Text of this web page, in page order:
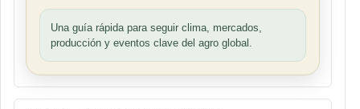
Una guía rápida para seguir clima, mercados,
producción y eventos clave del agro global.